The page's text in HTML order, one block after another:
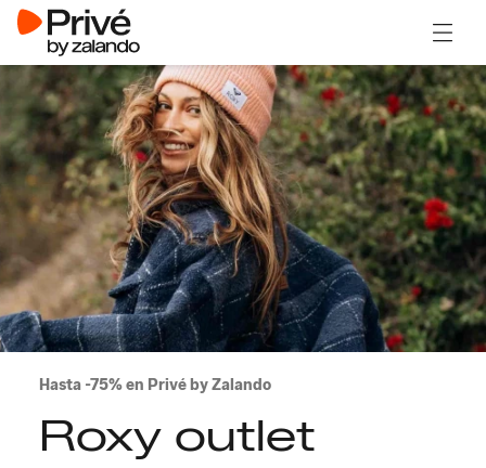
Hasta -75% en Privé by Zalando
Roxy outlet